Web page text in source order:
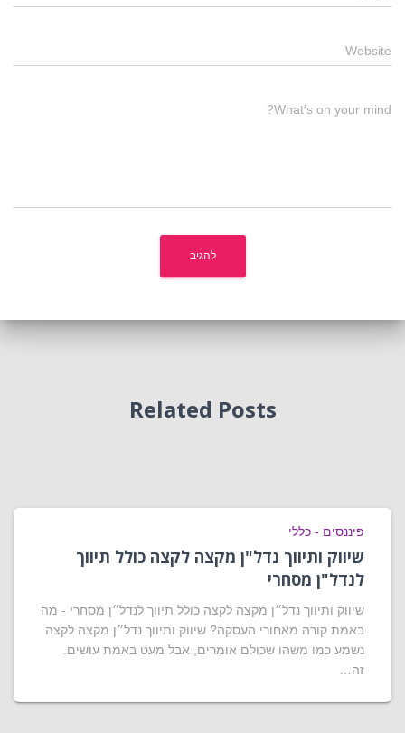
Website
What's on your mind?
Related Posts
פיננסים - כללי
שיווק ותיווך נדל"ן מקצה לקצה כולל תיווך
לנדל"ן מסחרי
שיווק ותיווך נדל״ן מקצה לקצה כולל תיווך לנדל״ן מסחרי - מה
באמת קורה מאחורי העסקה? שיווק ותיווך נדל״ן מקצה לקצה
נשמע כמו משהו שכולם אומרים, אבל מעט באמת עושים.
זה…